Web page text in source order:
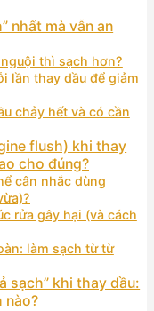
nhất mà vẫn an
thì sạch hơn?
lần thay dầu để giảm
chảy hết và có cần
flush) khi thay
cho đúng?
cân nhắc dùng
rửa gây hại (và cách
làm sạch từ từ
sạch” khi thay dầu:
nào?